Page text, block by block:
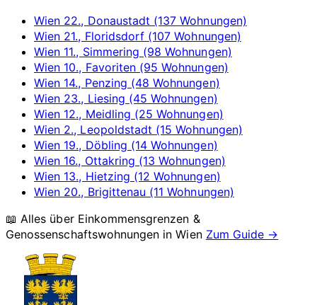
Wien 22., Donaustadt (137 Wohnungen)
Wien 21., Floridsdorf (107 Wohnungen)
Wien 11., Simmering (98 Wohnungen)
Wien 10., Favoriten (95 Wohnungen)
Wien 14., Penzing (48 Wohnungen)
Wien 23., Liesing (45 Wohnungen)
Wien 12., Meidling (25 Wohnungen)
Wien 2., Leopoldstadt (15 Wohnungen)
Wien 19., Döbling (14 Wohnungen)
Wien 16., Ottakring (13 Wohnungen)
Wien 13., Hietzing (12 Wohnungen)
Wien 20., Brigittenau (11 Wohnungen)
📖 Alles über Einkommensgrenzen &
Genossenschaftswohnungen inWien Zum Guide →